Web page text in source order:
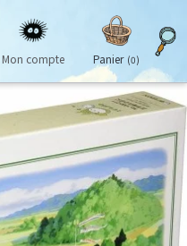
Mon compte Panier (0)